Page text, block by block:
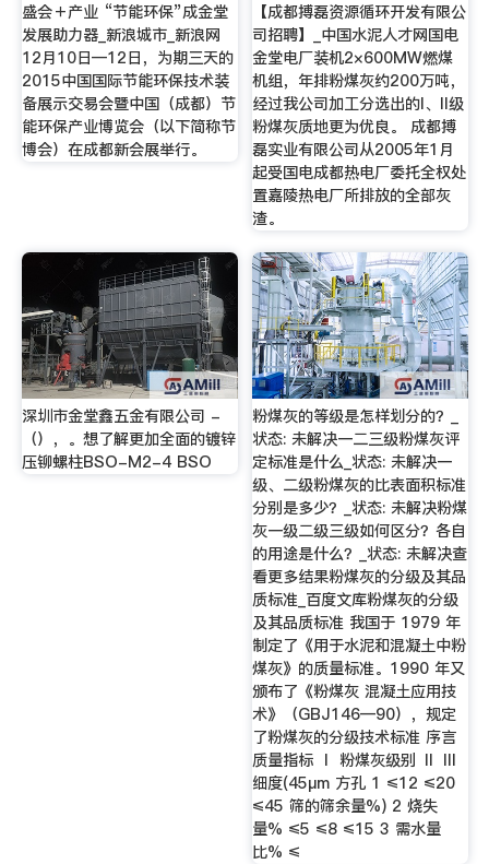
盛会＋产业 “节能环保”成金堂
发展助力器_新浪城市_新浪网
12月10日—12日，为期三天的
2015中国国际节能环保技术装
备展示交易会暨中国（成都）节
能环保产业博览会（以下简称节
博会）在成都新会展举行。
【成都搏磊资源循环开发有限公
司招聘】_中国水泥人才网国电
金堂电厂装机2×600MW燃煤
机组，年排粉煤灰约200万吨，
经过我公司加工分选出的I、II级
粉煤灰质地更为优良。 成都搏
磊实业有限公司从2005年1月
起受国电成都热电厂委托全权处
置嘉陵热电厂所排放的全部灰
渣。
深圳市金堂鑫五金有限公司 -
（），。想了解更加全面的镀锌
压铆螺柱BSO-M2-4 BSO
粉煤灰的等级是怎样划分的？_
状态: 未解决一二三级粉煤灰评
定标准是什么_状态: 未解决一
级、二级粉煤灰的比表面积标准
分别是多少？_状态: 未解决粉煤
灰一级二级三级如何区分？各自
的用途是什么？_状态: 未解决查
看更多结果粉煤灰的分级及其品
质标准_百度文库粉煤灰的分级
及其品质标准 我国于 1979 年
制定了《用于水泥和混凝土中粉
煤灰》的质量标准。1990 年又
颁布了《粉煤灰 混凝土应用技
术》（GBJ146—90），规定
了粉煤灰的分级技术标准 序言
质量指标 Ⅰ 粉煤灰级别 Ⅱ Ⅲ
细度(45μm 方孔 1 ≤12 ≤20
≤45 筛的筛余量%) 2 烧失
量% ≤5 ≤8 ≤15 3 需水量
比% ≤